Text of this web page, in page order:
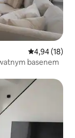
Średnia
4,94 (18)
basenem